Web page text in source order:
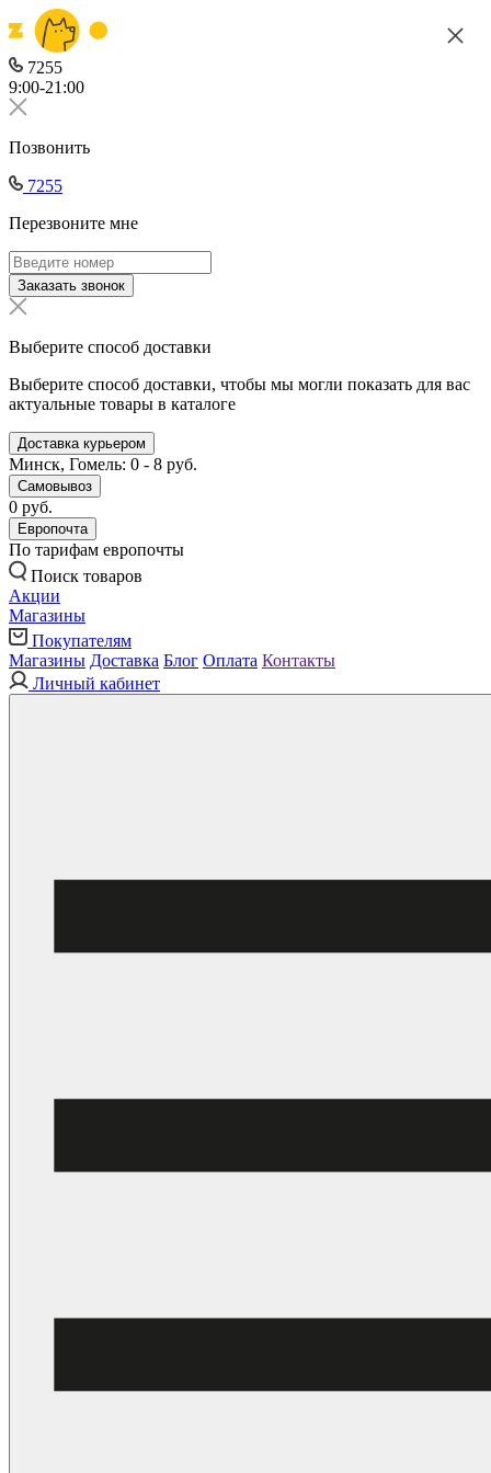
7255
9:00-21:00
Позвонить
7255
Перезвоните мне
Заказать звонок
Выберите способ доставки
Выберите способ доставки, чтобы мы могли показать для вас
актуальные товары в каталоге
Доставка курьером
Минск, Гомель: 0 - 8 руб.
Самовывоз
0 руб.
Европочта
По тарифам европочты
Поиск товаров
Акции
Магазины
Покупателям
Магазины Доставка Блог Оплата Контакты
Личный кабинет